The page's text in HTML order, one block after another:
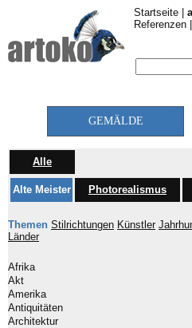
Startseite
Referenzen
GEMÄLDE
Alle
Alte Meister Photorealismus
Themen Stilrichtungen Künstler
Länder
Afrika
Akt
Amerika
Antiquitäten
Architektur